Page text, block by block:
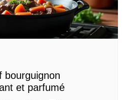
et parfumé